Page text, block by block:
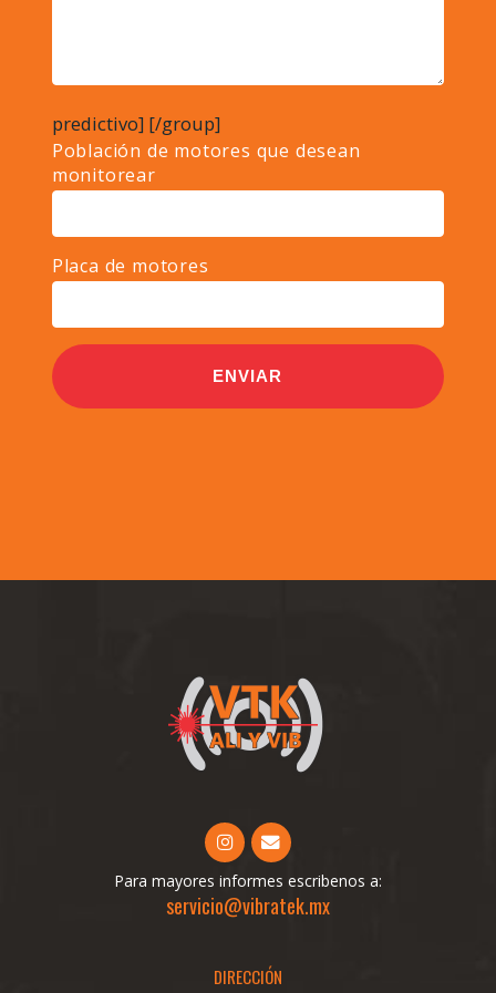
predictivo]
Población de motores que desean
monitorear
Placa de motores
[/group]
Para mayores informes escribenos a:
servicio@vibratek.mx
DIRECCIÓN